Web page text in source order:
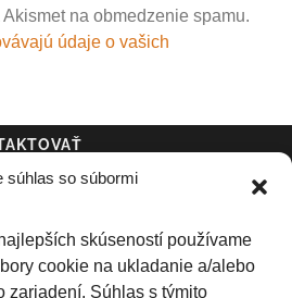
súhlas so súbormi
skúseností používame
cookie na ukladanie a/alebo
zariadení. Súhlas s týmito
na obmedzenie spamu.
údaje o vašich